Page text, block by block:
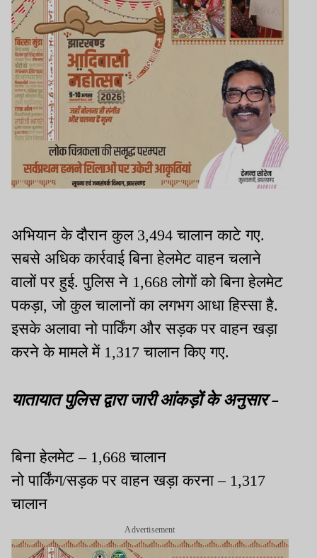
अभियान के दौरान कुल 3,494 चालान काटे गए.
सबसे अधिक कार्रवाई बिना हेलमेट वाहन चलाने
वालों पर हुई. पुलिस ने 1,668 लोगों को बिना हेलमेट
पकड़ा, जो कुल चालानों का लगभग आधा हिस्सा है.
इसके अलावा नो पार्किंग और सड़क पर वाहन खड़ा
करने के मामले में 1,317 चालान किए गए.
यातायात पुलिस द्वारा जारी आंकड़ों के अनुसार -
बिना हेलमेट – 1,668 चालान
नो पार्किंग/सड़क पर वाहन खड़ा करना – 1,317
चालान
Advertisement